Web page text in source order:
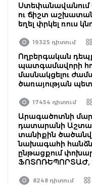
Ստեփանավանում
ու ճիշտ
եղել փրկել ռուս
19325 դիտում
Ողբերգական
պատգամավորի
մասնակցելու
ծառայության
17454 դիտում
Արագածոտնի
դատարանի
տանիքին
նախագահի
ընթացքում
ՖՈՏՈՌԵՊՈՐՏԱԺ,
8248 դիտում